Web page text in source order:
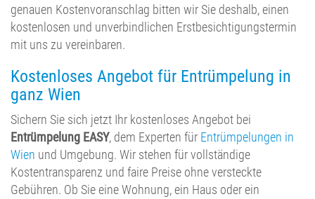
genauen Kostenvoranschlag bitten wir Sie deshalb, einen
kostenlosen und unverbindlichen Erstbesichtigungstermin
mit uns zu vereinbaren.
Kostenloses Angebot für Entrümpelung in
ganz Wien
Sichern Sie sich jetzt Ihr kostenloses Angebot bei
Entrümpelung EASY, dem Experten für Entrümpelungen in
Wien und Umgebung. Wir stehen für vollständige
Kostentransparenz und faire Preise ohne versteckte
Gebühren. Ob Sie eine Wohnung, ein Haus oder ein